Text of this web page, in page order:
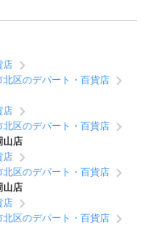
店
北区のデパート・百貨店
店
北区のデパート・百貨店
店
店
北区のデパート・百貨店
店
店
北区のデパート・百貨店